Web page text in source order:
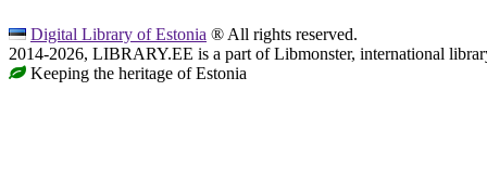
Digital Library of Estonia ® All rights reserved.
2014-2026, LIBRARY.EE is a part of Libmonster, international
Keeping the heritage of Estonia